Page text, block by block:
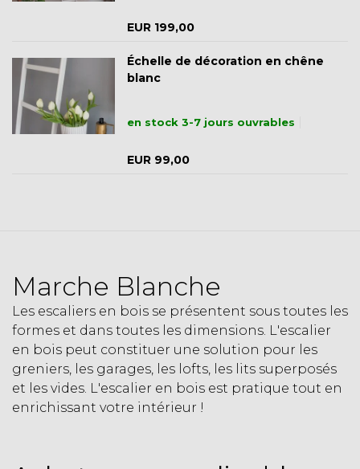
EUR 199,00
Échelle de décoration en chêne
blanc
en stock 3-7 jours ouvrables
EUR 99,00
Marche Blanche
Les escaliers en bois se présentent sous toutes les
formes et dans toutes les dimensions. L'escalier
en bois peut constituer une solution pour les
greniers, les garages, les lofts, les lits superposés
et les vides. L'escalier en bois est pratique tout en
enrichissant votre intérieur !